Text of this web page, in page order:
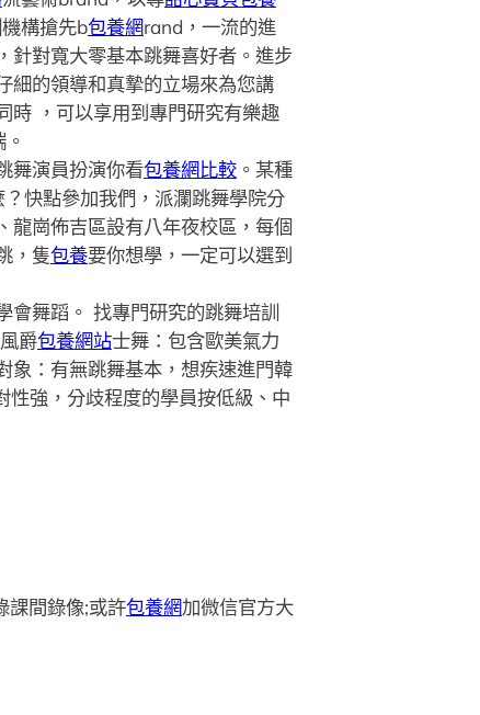
構搶先b包養網rand，一流的進
針對寬大零基本跳舞喜好者。進步
細的領導和真摯的立場來為您講
時 ，可以享用到專門研究有樂趣
舞演員扮演你看包養網比較。某種
快點參加我們，派瀾跳舞學院分
龍崗佈吉區設有八年夜校區，每個
，隻包養要你想學，一定可以選到
會舞蹈。 找專門研究的跳舞培訓
爵包養網站士舞：包含歐美氣力
象：有無跳舞基本，想疾速進門韓
強，分歧程度的學員按低級、中
課間錄像;或許包養網加微信官方大